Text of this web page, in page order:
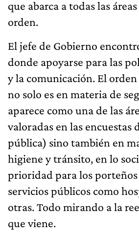
que abarca a todas las
orden.
El jefe de Gobierno
donde apoyarse para las
y la comunicación. El
no solo es en materia de
aparece como una de las
valoradas en las encuestas
pública) sino también en
higiene y tránsito, en lo
prioridad para los porteños
servicios públicos como
otras. Todo mirando a la
que viene.